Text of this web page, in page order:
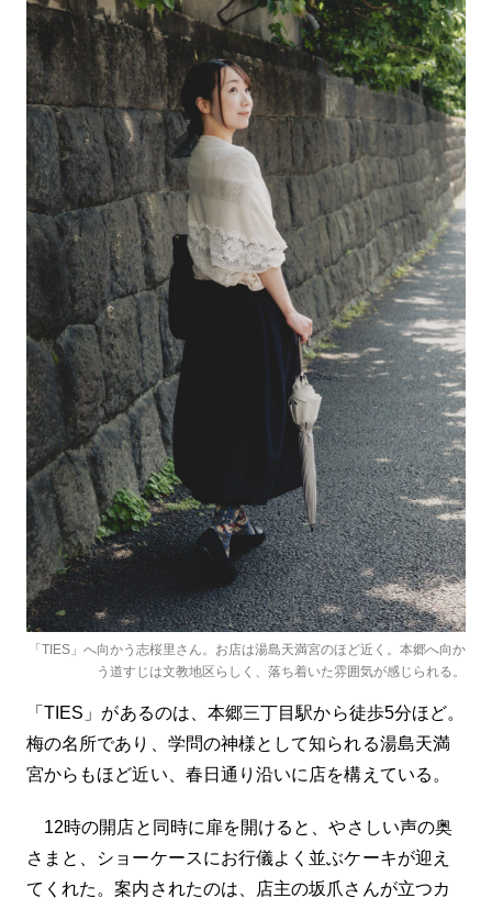
「TIES」へ向かう志桜里さん。お店は湯島天満宮のほど近く。本郷へ向か
う道すじは文教地区らしく、落ち着いた雰囲気が感じられる。
「TIES」があるのは、本郷三丁目駅から徒歩5分ほど。
梅の名所であり、学問の神様として知られる湯島天満
宮からもほど近い、春日通り沿いに店を構えている。
12時の開店と同時に扉を開けると、やさしい声の奥
さまと、ショーケースにお行儀よく並ぶケーキが迎え
てくれた。案内されたのは、店主の坂爪さんが立つカ